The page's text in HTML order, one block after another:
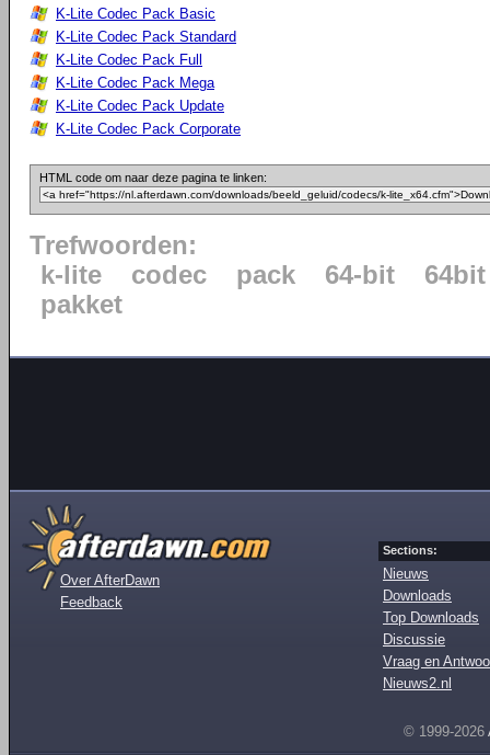
K-Lite Codec Pack Basic
K-Lite Codec Pack Standard
K-Lite Codec Pack Full
K-Lite Codec Pack Mega
K-Lite Codec Pack Update
K-Lite Codec Pack Corporate
HTML code om naar deze pagina te linken:
Trefwoorden:
k-lite
codec pack 64-bit
64bit
pakket
Over AfterDawn
Feedback
Sections:
Nieuws
Downloads
Top Downloads
Discussie
Vraag en
Nieuws2.nl
© 1999-2026